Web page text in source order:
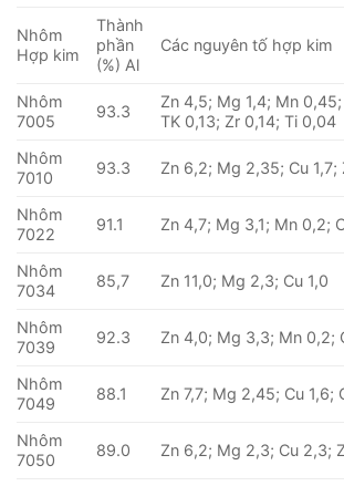
Nhôm
Hợp kim
Thành
phần
(%) Al
Các nguyên tố hợp kim
Nhôm
7005
93.3
Zn 4,5; Mg 1,4; Mn
TK 0,13; Zr 0,14; Ti 0,04
Nhôm
7010
93.3 Zn 6,2; Mg 2,35; Cu 1,7;
Nhôm
7022
91.1 Zn 4,7; Mg 3,1; Mn 0,2;
Nhôm
7034
85,7 Zn 11,0; Mg 2,3; Cu 1,0
Nhôm
7039
92.3 Zn 4,0; Mg 3,3; Mn 0,2;
Nhôm
7049
88.1 Zn 7,7; Mg 2,45; Cu 1,6;
Nhôm
7050
89.0 Zn 6,2; Mg 2,3; Cu 2,3;